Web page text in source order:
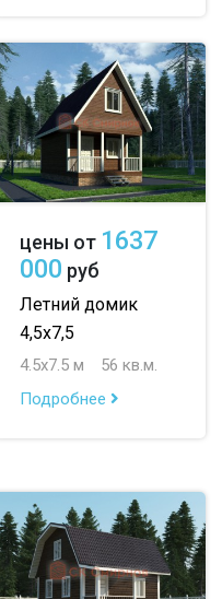
цены от 1637
000 руб
Летний домик
4,5х7,5
4.5х7.5 м
56 кв.м.
Подробнее